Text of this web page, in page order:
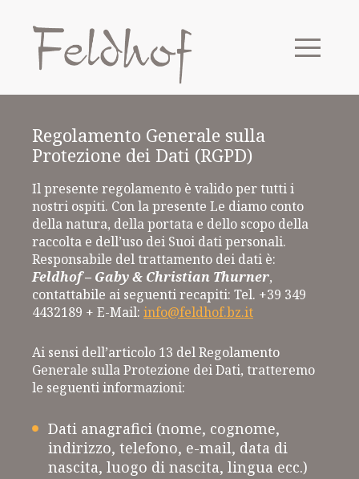
Regolamento Generale sulla
Protezione dei Dati (RGPD)
Il presente regolamento è valido per tutti i
nostri ospiti. Con la presente Le diamo conto
della natura, della portata e dello scopo della
raccolta e dell’uso dei Suoi dati personali.
Responsabile del trattamento dei dati è:
Feldhof – Gaby & Christian Thurner,
contattabile ai seguenti recapiti: Tel. +39 349
4432189 + E-Mail: info@feldhof.bz.it
Ai sensi dell’articolo 13 del Regolamento
Generale sulla Protezione dei Dati, tratteremo
le seguenti informazioni:
Dati anagrafici (nome, cognome,
indirizzo, telefono, e-mail, data di
nascita, luogo di nascita, lingua ecc.)